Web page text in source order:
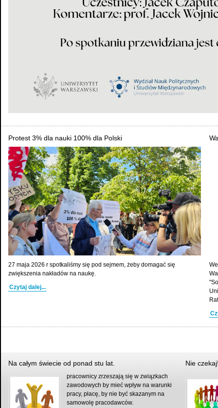
Protest 3% dla nauki 100% dla Polski
27 maja 2026 r spotkaliśmy się pod sejmem, żeby domagać się
zwiększenia nakładów na naukę.
Czytaj dalej...
Na całym świecie od ponad stu lat.
pracownicy zrzeszają się w związkach
zawodowych by mieć wpływ na warunki
pracy, płacę, by nie być skazanym na
samowolę pracodawców.
Nie